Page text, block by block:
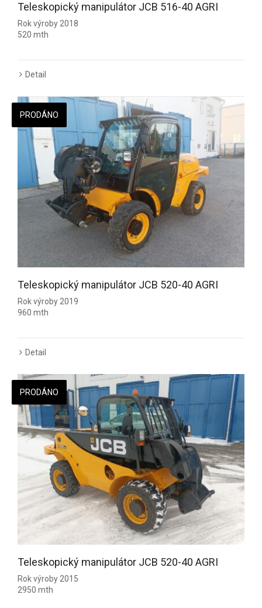
Teleskopický manipulátor JCB 516-40 AGRI
Rok výroby 2018
520 mth
Detail
PRODÁNO
Teleskopický manipulátor JCB 520-40 AGRI
Rok výroby 2019
960 mth
Detail
PRODÁNO
Teleskopický manipulátor JCB 520-40 AGRI
Rok výroby 2015
2950 mth